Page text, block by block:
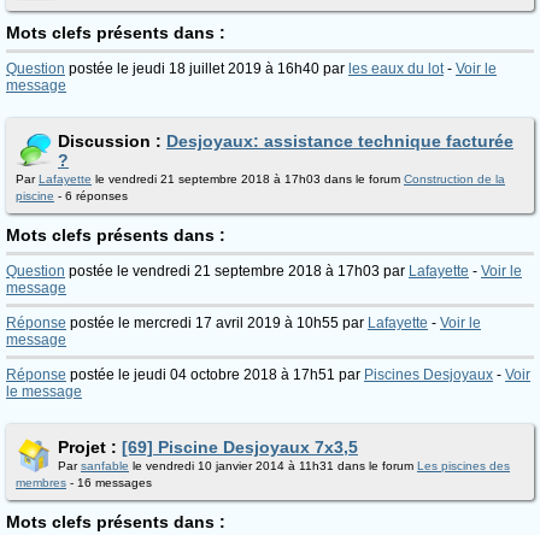
Mots clefs présents dans :
Question postée le jeudi 18 juillet 2019 à 16h40 par les eaux du lot- Voir le
message
Discussion : Desjoyaux: assistance technique facturée
?
ParLafayette le vendredi 21 septembre 2018 à 17h03 dans le forum Construction de la
piscine - 6 réponses
Mots clefs présents dans :
Question postée le vendredi 21 septembre 2018 à 17h03 par Lafayette - Voir le
message
Réponse postée le mercredi 17 avril 2019 à 10h55 par Lafayette - Voir le
message
Réponse postée le jeudi 04 octobre 2018 à 17h51 par Piscines Desjoyaux - Voir
le message
Projet : [69] Piscine Desjoyaux 7x3,5
Parsanfable le vendredi 10 janvier 2014 à 11h31 dans le forum Les piscines des
membres - 16 messages
Mots clefs présents dans :